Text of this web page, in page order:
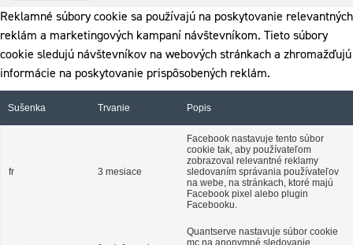
Reklamné súbory cookie sa používajú na poskytovanie relevantných
reklám a marketingových kampaní návštevníkom. Tieto súbory
cookie sledujú návštevníkov na webových stránkach a zhromažďujú
informácie na poskytovanie prispôsobených reklám.
Sušenka Trvanie Popis
fr 3 mesiace
Facebook nastavuje tento súbor
cookie tak, aby používateľom
zobrazoval relevantné reklamy
sledovaním správania používateľov
na webe, na stránkach, ktoré majú
Facebook pixel alebo plugin
Facebooku.
Quantserve nastavuje súbor cookie
mc na anonymné sledovanie